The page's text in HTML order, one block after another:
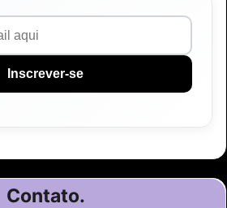
Inscrever-se
Contato.